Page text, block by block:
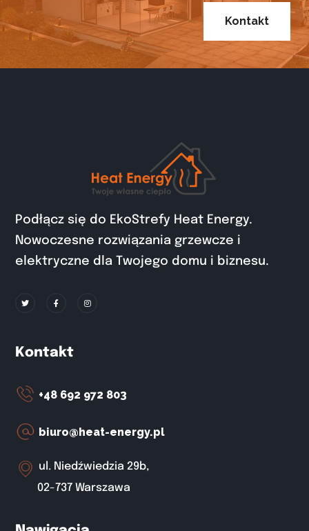
Kontakt
Podłącz się do EkoStrefy Heat Energy.
Nowoczesne rozwiązania grzewcze i
elektryczne dla Twojego domu i biznesu.
⁣⁣Kontakt
+48 692 972 803
biuro@heat-energy.pl
ul. Niedźwiedzia 29b,
02-737 Warszawa